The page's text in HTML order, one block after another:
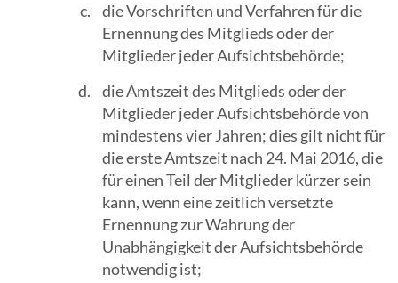
gelangen.
Benutzer
von
können
Touch-
und
verwenden.
die Vorschriften und Verfahren für die
Ernennung des Mitglieds oder der
Mitglieder jeder Aufsichtsbehörde;
die Amtszeit des Mitglieds oder der
Mitglieder jeder Aufsichtsbehörde von
mindestens vier Jahren; dies gilt nicht für
die erste Amtszeit nach 24. Mai 2016, die
für einen Teil der Mitglieder kürzer sein
kann, wenn eine zeitlich versetzte
Ernennung zur Wahrung der
Unabhängigkeit der Aufsichtsbehörde
notwendig ist;